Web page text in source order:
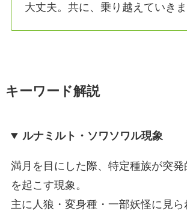
大丈夫。共に、乗り越えていきま
キーワード解説
ルナミルト・ソワソワル現象
満月を目にした際、特定種族が突発
を起こす現象。
主に人狼・変身種・一部妖怪に見